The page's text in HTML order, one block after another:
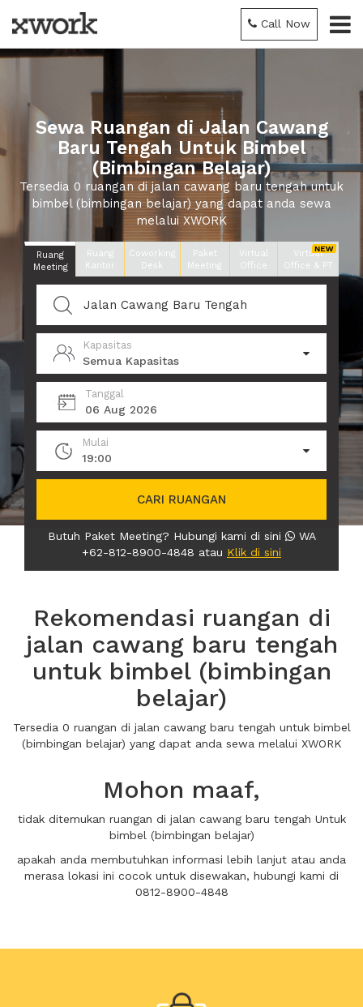
Call Now
Sewa Ruangan di Jalan Cawang
Baru Tengah Untuk Bimbel
(Bimbingan Belajar)
Tersedia 0 ruangan di jalan cawang baru tengah untuk
bimbel (bimbingan belajar) yang dapat anda sewa
melalui XWORK
Ruang
Meeting
Ruang
Kantor
Coworking
Desk
Paket
Meeting
Virtual
Office
Virtual
Office & PT
Kapasitas
Semua Kapasitas
Tanggal
06 Aug 2026
Mulai
19:00
CARI RUANGAN
Butuh Paket Meeting? Hubungi kami di sini
WA
+62-812-8900-4848 atau Klik di sini
Rekomendasi ruangan di
jalan cawang baru tengah
untuk bimbel (bimbingan
belajar)
Tersedia 0 ruangan di jalan cawang baru tengah untuk bimbel
(bimbingan belajar) yang dapat anda sewa melalui XWORK
Mohon maaf,
tidak ditemukan ruangan di jalan cawang baru tengah Untuk
bimbel (bimbingan belajar)
apakah anda membutuhkan informasi lebih lanjut atau anda
merasa lokasi ini cocok untuk disewakan, hubungi kami di
0812-8900-4848